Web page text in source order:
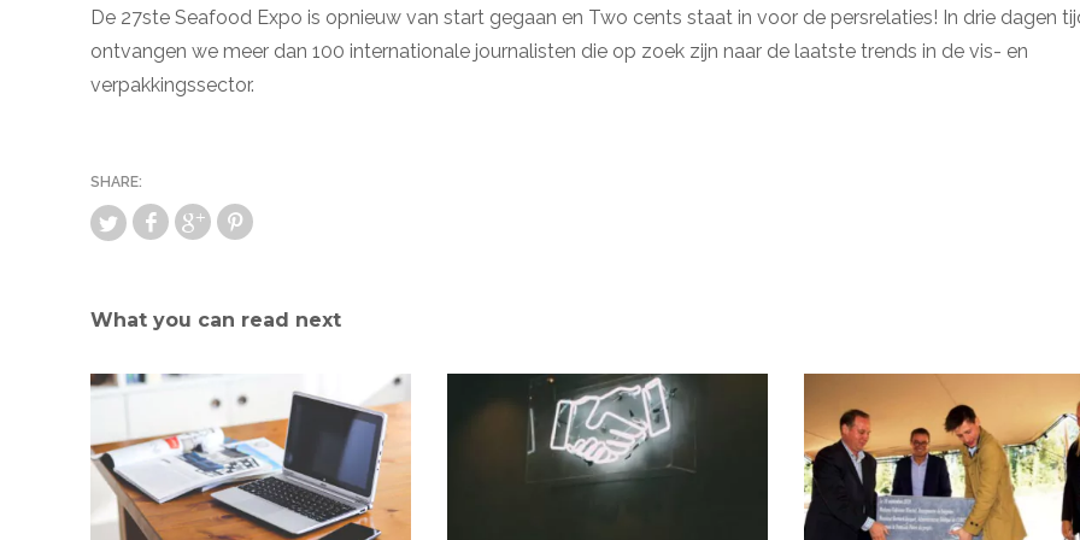
De 27ste Seafood Expo is opnieuw van start gegaan en Two cents staat in voor de persrelaties! In drie dagen
ontvangen we meer dan 100 internationale journalisten die op zoek zijn naar de laatste trends in de vis- en
verpakkingssector.
What you can read next